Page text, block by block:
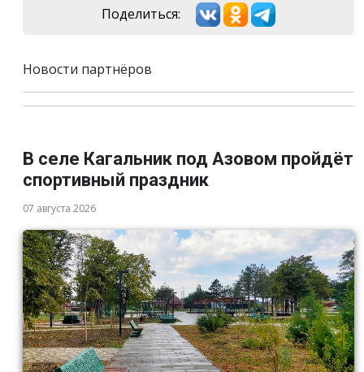
Поделиться:
Новости партнёров
В селе Кагальник под Азовом пройдёт
спортивный праздник
07 августа 2026